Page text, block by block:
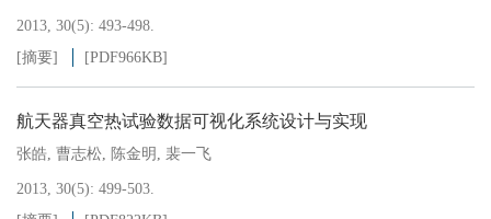
2013, 30(5): 493-498.
[摘要]
[PDF966KB]
航天器真空热试验数据可视化系统设计与实现
张皓, 曹志松, 陈金明 , 裴一飞
2013, 30(5): 499-503.